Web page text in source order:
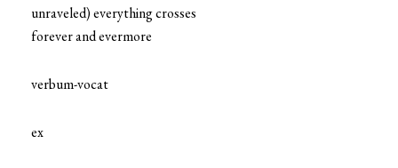
unraveled) everything crosses
forever and evermore
verbum-vocat
ex